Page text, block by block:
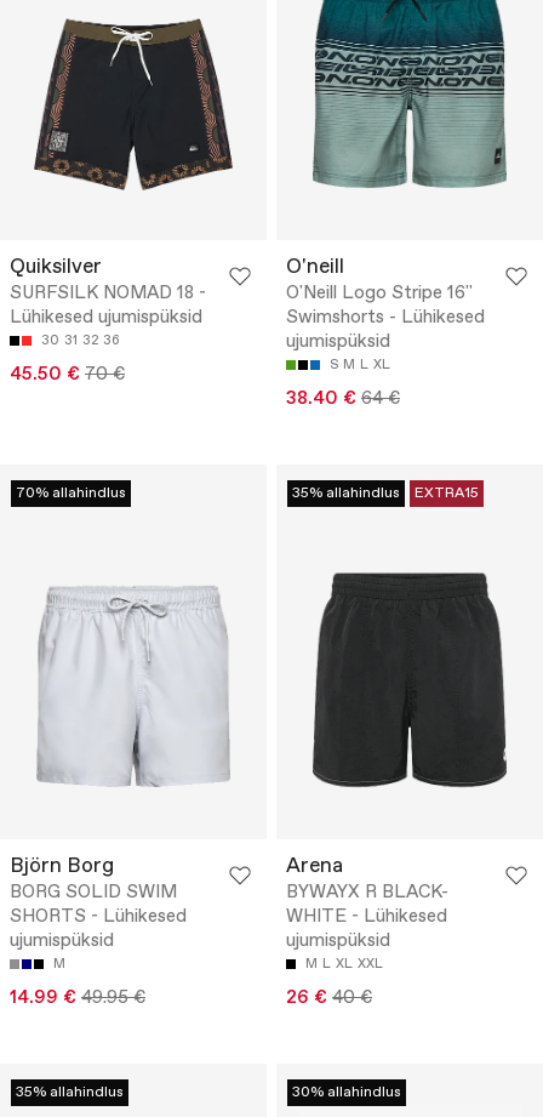
Quiksilver
SURFSILK NOMAD 18 -
Lühikesed ujumispüksid
30 31 32 36
45.50 € 70 €
O'neill
O'Neill Logo Stripe 16''
Swimshorts - Lühikesed
ujumispüksid
S M L XL
38.40 € 64 €
70% allahindlus
Björn Borg
BORG SOLID SWIM
SHORTS - Lühikesed
ujumispüksid
M
14.99 € 49.95 €
35% allahindlus EXTRA15
Arena
BYWAYX R BLACK-
WHITE - Lühikesed
ujumispüksid
M L XL XXL
26 € 40 €
35% allahindlus 30% allahindlus